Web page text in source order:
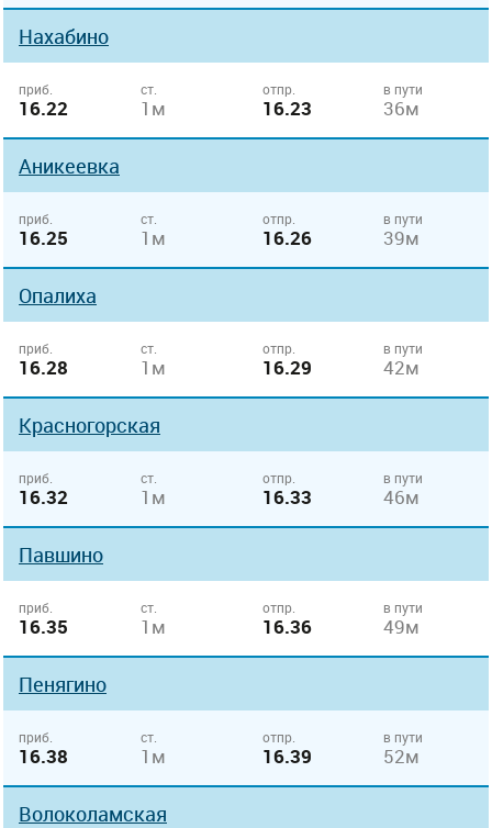
Нахабино
приб.
16.22
ст.
1м
отпр.
16.23
в пути
36м
Аникеевка
приб.
16.25
ст.
1м
отпр.
16.26
в пути
39м
Опалиха
приб.
16.28
ст.
1м
отпр.
16.29
в пути
42м
Красногорская
приб.
16.32
ст.
1м
отпр.
16.33
в пути
46м
Павшино
приб.
16.35
ст.
1м
отпр.
16.36
в пути
49м
Пенягино
приб.
16.38
ст.
1м
отпр.
16.39
в пути
52м
Волоколамская